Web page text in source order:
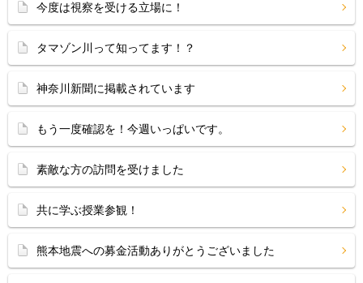
今度は視察を受ける立場に！
タマゾン川って知ってます！？
神奈川新聞に掲載されています
もう一度確認を！今週いっぱいです。
素敵な方の訪問を受けました
共に学ぶ授業参観！
熊本地震への募金活動ありがとうございました